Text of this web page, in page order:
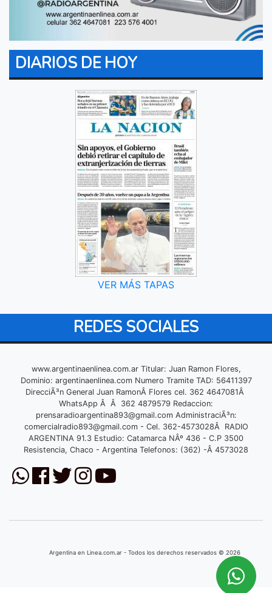
DIARIOS DE HOY
VER MÁS TAPAS
REDES SOCIALES
www.argentinaenlinea.com.ar Titular: Juan Ramon Flores,
Dominio: argentinaenlinea.com Numero Tramite TAD: 56411397
DirecciÃ³n General Juan RamonÂ Flores cel. 362 4647081Â
WhatsApp Â Â 362 4879579 Redaccion:
prensaradioargentina893@gmail.comAdministraciÃ³n:
comercialradio893@gmail.com- Cel. 362-4573028Â RADIO
ARGENTINA 91.3 Estudio: Catamarca NÂº 436 - C.P 3500
Resistencia, Chaco - Argentina Telefonos: (362) -Â 4573028
Argentina en Linea.com.ar - Todos los derechos reservados © 2026